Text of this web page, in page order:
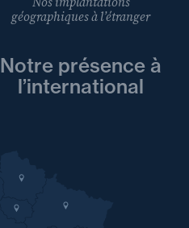
géographiques à l’étranger
Notre présence à
l’international